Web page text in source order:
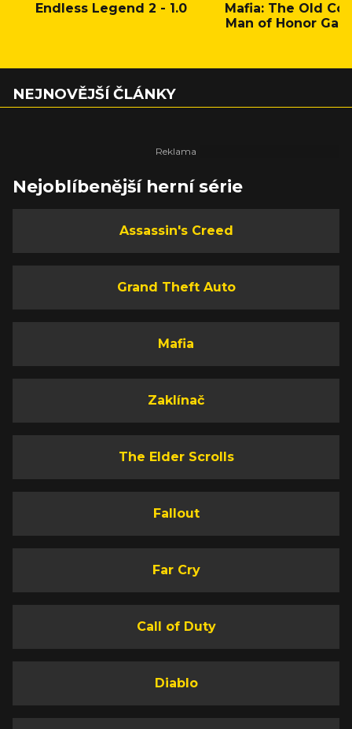
Endless Legend 2 - 1.0
Mafia: The Old
Man of Honor
NEJNOVĚJŠÍ ČLÁNKY
Nejoblíbenější herní série
Assassin's Creed
Grand Theft Auto
Mafia
Zaklínač
The Elder Scrolls
Fallout
Far Cry
Call of Duty
Diablo